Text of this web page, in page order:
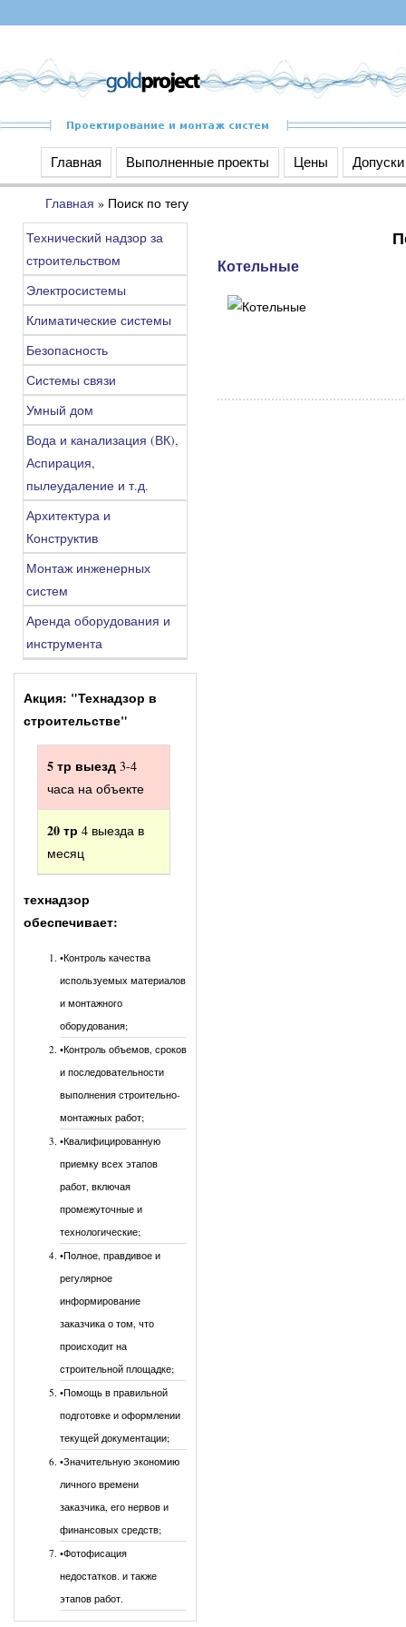
Главная Выполненные проекты Цены Допуски
Главная » Поиск по тегу
Технический надзор за
строительством
Электросистемы
Климатические системы
Безопасность
Системы связи
Умный дом
Вода и канализация (ВК),
Аспирация,
пылеудаление и т.д.
Архитектура и
Конструктив
Монтаж инженерных
систем
Аренда оборудования и
инструмента
Акция: "Технадзор в
строительстве"
5 тр выезд 3-4
часа на объекте
20 тр 4 выезда в
месяц
технадзор
обеспечивает:
•Контроль качества
используемых материалов
и монтажного
оборудования;
•Контроль объемов, сроков
и последовательности
выполнения строительно-
монтажных работ;
•Квалифицированную
приемку всех этапов
работ, включая
промежуточные и
технологические;
•Полное, правдивое и
регулярное
информирование
заказчика о том, что
происходит на
строительной площадке;
•Помощь в правильной
подготовке и оформлении
текущей документации;
•Значительную экономию
личного времени
заказчика, его нервов и
финансовых средств;
•Фотофисация
недостатков. и также
этапов работ.
Котельные